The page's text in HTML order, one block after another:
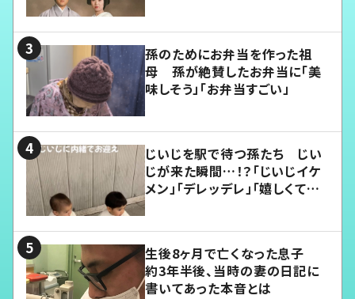
孫のためにお弁当を作った祖
母 孫が絶賛したお弁当に「美
味しそう」「お弁当すごい」
じいじを駅で待つ孫たち じい
じが来た瞬間…！？「じいじイケ
メン」「デレッデレ」「嬉しくて可
生後8ヶ月で亡くなった息子
約3年半後、当時の妻の日記に
書いてあった本音とは